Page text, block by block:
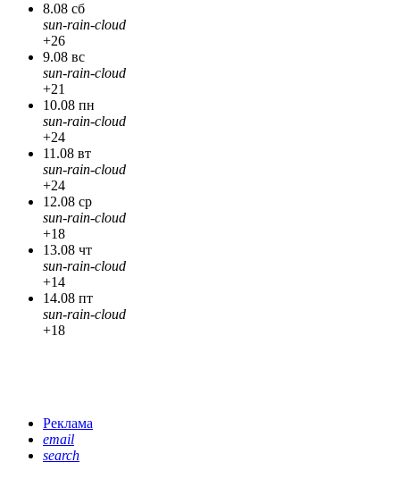
8.08 сб
sun-rain-cloud
+26
9.08 вс
sun-rain-cloud
+21
10.08 пн
sun-rain-cloud
+24
11.08 вт
sun-rain-cloud
+24
12.08 ср
sun-rain-cloud
+18
13.08 чт
sun-rain-cloud
+14
14.08 пт
sun-rain-cloud
+18
Реклама
email
search